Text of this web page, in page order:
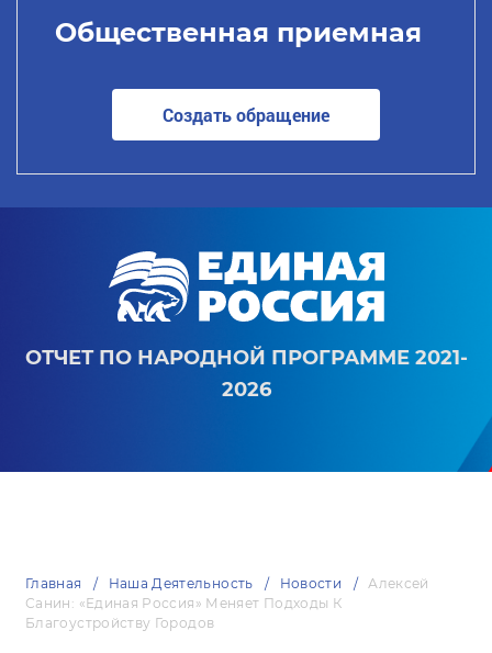
Общественная приемная
Создать обращение
ОТЧЕТ ПО НАРОДНОЙ ПРОГРАММЕ 2021-
2026
Главная Наша Деятельность Новости
Алексей
Санин: «Единая Россия» Меняет Подходы К
Благоустройству Городов